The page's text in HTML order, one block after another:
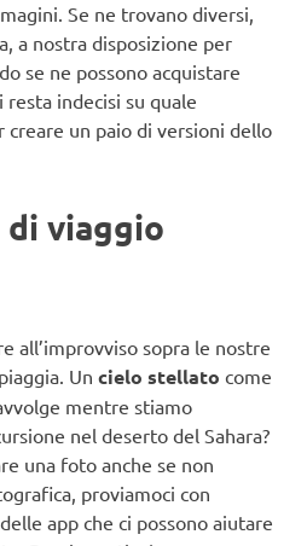
Se ne trovano diversi,
a nostra disposizione per
se ne possono acquistare
resta indecisi su quale
creare un paio di versioni dello
viaggio
all’improvviso sopra le nostre
Un cielo stellato come
mentre stiamo
nel deserto del Sahara?
una foto anche se non
proviamoci con
app che ci possono aiutare